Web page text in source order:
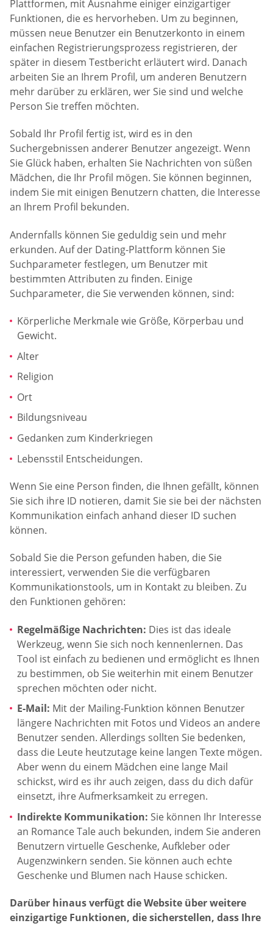
Plattformen, mit Ausnahme einiger einzigartiger
Funktionen, die es hervorheben. Um zu beginnen,
müssen neue Benutzer ein Benutzerkonto in einem
einfachen Registrierungsprozess registrieren, der
später in diesem Testbericht erläutert wird. Danach
arbeiten Sie an Ihrem Profil, um anderen Benutzern
mehr darüber zu erklären, wer Sie sind und welche
Person Sie treffen möchten.
Sobald Ihr Profil fertig ist, wird es in den
Suchergebnissen anderer Benutzer angezeigt. Wenn
Sie Glück haben, erhalten Sie Nachrichten von süßen
Mädchen, die Ihr Profil mögen. Sie können beginnen,
indem Sie mit einigen Benutzern chatten, die Interesse
an Ihrem Profil bekunden.
Andernfalls können Sie geduldig sein und mehr
erkunden. Auf der Dating-Plattform können Sie
Suchparameter festlegen, um Benutzer mit
bestimmten Attributen zu finden. Einige
Suchparameter, die Sie verwenden können, sind:
Körperliche Merkmale wie Größe, Körperbau und
Gewicht.
Alter
Religion
Ort
Bildungsniveau
Gedanken zum Kinderkriegen
Lebensstil Entscheidungen.
Wenn Sie eine Person finden, die Ihnen gefällt, können
Sie sich ihre ID notieren, damit Sie sie bei der nächsten
Kommunikation einfach anhand dieser ID suchen
können.
Sobald Sie die Person gefunden haben, die Sie
interessiert, verwenden Sie die verfügbaren
Kommunikationstools, um in Kontakt zu bleiben. Zu
den Funktionen gehören:
Regelmäßige Nachrichten: Dies ist das ideale
Werkzeug, wenn Sie sich noch kennenlernen. Das
Tool ist einfach zu bedienen und ermöglicht es Ihnen
zu bestimmen, ob Sie weiterhin mit einem Benutzer
sprechen möchten oder nicht.
E-Mail: Mit der Mailing-Funktion können Benutzer
längere Nachrichten mit Fotos und Videos an andere
Benutzer senden. Allerdings sollten Sie bedenken,
dass die Leute heutzutage keine langen Texte mögen.
Aber wenn du einem Mädchen eine lange Mail
schickst, wird es ihr auch zeigen, dass du dich dafür
einsetzt, ihre Aufmerksamkeit zu erregen.
Indirekte Kommunikation: Sie können Ihr Interesse
an Romance Tale auch bekunden, indem Sie anderen
Benutzern virtuelle Geschenke, Aufkleber oder
Augenzwinkern senden. Sie können auch echte
Geschenke und Blumen nach Hause schicken.
Darüber hinaus verfügt die Website über weitere
einzigartige Funktionen, die sicherstellen, dass Ihre